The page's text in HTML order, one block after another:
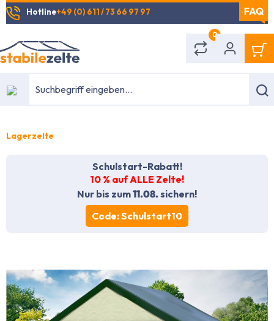
springen
Hotline+49 (0) 611 / 73 66 97 97
0
Lagerzelte
Schulstart-Rabatt!
10 % auf ALLE Zelte!
Nur bis zum11.08.sichern!
Code: Schulstart10